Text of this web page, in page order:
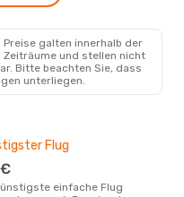
galten innerhalb der
und stellen nicht
Bitte beachten Sie, dass
unterliegen.
Flug